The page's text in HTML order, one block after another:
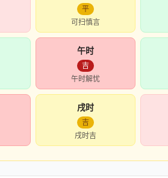
平
可扫慎言
午时
吉
午时解忧
戌时
吉
戌时吉